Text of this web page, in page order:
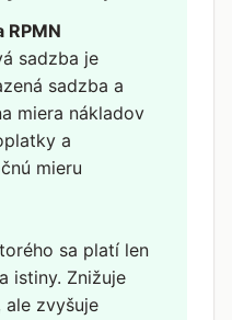
RPMN
sadzba je
sadzba a
miera nákladov
a
mieru
sa platí len
istiny. Znižuje
zvyšuje